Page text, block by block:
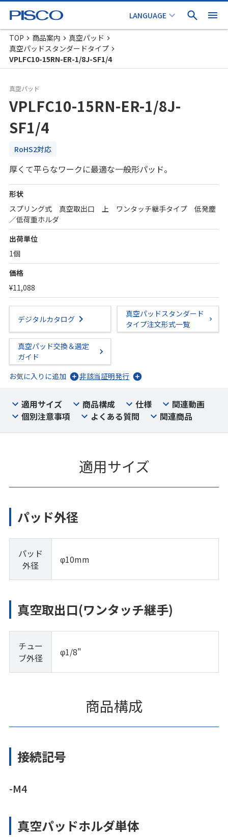
TOP 商品案内
真空パッド
真空パッドスタンダードタイプ
VPLFC10-15RN-ER-1/8J-SF1/4
真空パッド
VPLFC10-15RN-ER-1/8J-
SF1/4
RoHS2対応
厚くて平らなワークに最適な一般形パッド。
形状
スプリング式 真空取出口 上 ワンタッチ継手タイプ 低発塵
／低荷重ホルダ
出荷単位
1個
価格
¥11,088
デジタルカタログ
真空パッドスタンダード
タイプ注文形式一覧
真空パッド交換＆選定
ガイド
お気に入りに追加
非該当証明発行
適用サイズ 商品構成 仕様
関連動画
個別注意事項
よくある質問 関連商品
適用サイズ
パッド外径
パッド
外径
φ10mm
真空取出口(ワンタッチ継手)
チュー
ブ外径
φ1/8"
商品構成
接続記号
-M4
真空パッドホルダ単体